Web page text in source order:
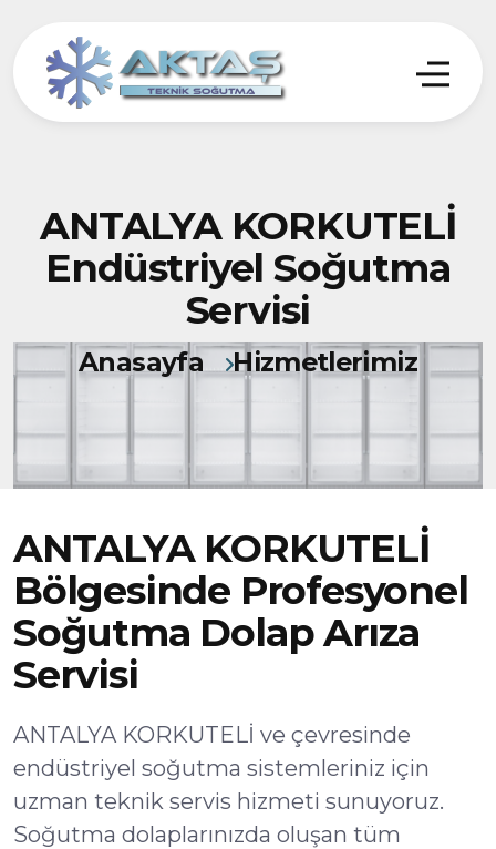
ANTALYA KORKUTELİ
Endüstriyel Soğutma
Servisi
Anasayfa Hizmetlerimiz
ANTALYA KORKUTELİ
Bölgesinde Profesyonel
Soğutma Dolap Arıza
Servisi
ANTALYA KORKUTELİ ve çevresinde
endüstriyel soğutma sistemleriniz için
uzman teknik servis hizmeti sunuyoruz.
Soğutma dolaplarınızda oluşan tüm